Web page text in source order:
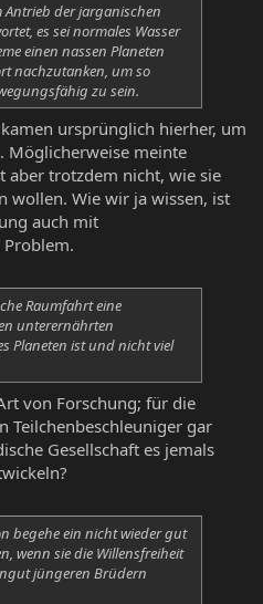
Antrieb der jarganischen
es sei normales Wasser
einen nassen Planeten
nachzutanken, um so
zu sein.
ursprünglich hierher, um
Möglicherweise meinte
aber trotzdem nicht, wie sie
wollen. Wie wir ja wissen, ist
auch mit
Raumfahrt eine
unterernährten
Planeten ist und nicht viel
von Forschung; für die
Teilchenbeschleuniger gar
Gesellschaft es jemals
begehe ein nicht wieder gut
wenn sie die Willensfreiheit
jüngeren Brüdern